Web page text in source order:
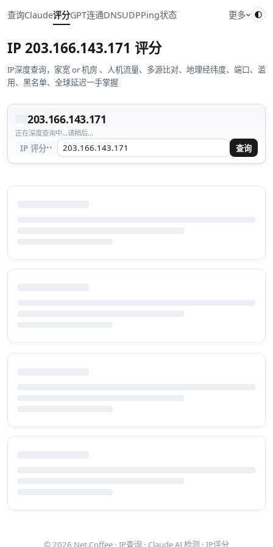
查询Claude评分GPT连通DNSUDPPing状态 更多
IP 203.166.143.171 评分
IP深度查询，家宽 or 机房 、人机流量、多源比对、地理经纬度、端口、滥
用、黑名单、全球延迟一手掌握
203.166.143.171
正在深度查询中...请稍后...
IP 评分·· 查询
© 2026 Net.Coffee · IP查询 · Claude AI 检测 · IP评分